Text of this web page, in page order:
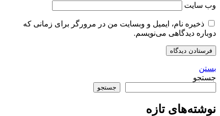
وب‌ سایت
ذخیره نام، ایمیل و وبسایت من در مرورگر برای زمانی که
دوباره دیدگاهی می‌نویسم.
بستن
جستجو
جستجو
نوشته‌های تازه